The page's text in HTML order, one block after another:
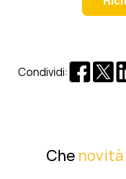
Condividi:
Che novità